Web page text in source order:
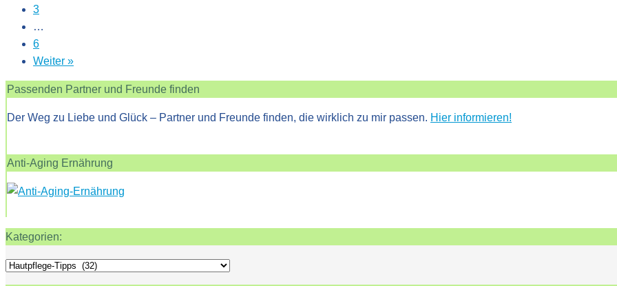
3
…
6
Weiter »
Passenden Partner und Freunde finden
Der Weg zu Liebe und Glück – Partner und Freunde finden, die wirklich zu mir passen. Hier informieren!
Anti-Aging Ernährung
Kategorien:
Kategorien: